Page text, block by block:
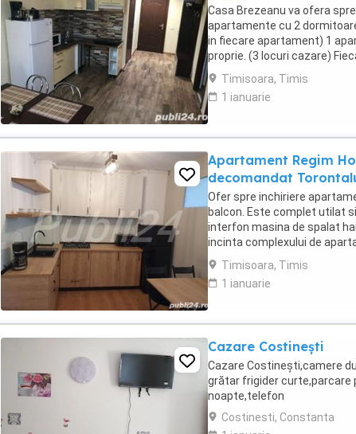
Casa Brezeanu va ofera
apartamente cu 2
in fiecare apartament) 1
proprie. (3 locuri cazare)
complet utilata,baie cu cabina
Timisoara, Timis
1 ianuarie
Apartament Regim
decomandat
Ofer spre inchiriere
balcon. Este complet utilat
interfon masina de spalat
incinta complexului de
joaca pentru copii.
Timisoara, Timis
1 ianuarie
Cazare Costinești
Cazare Costinești,camere
grătar frigider curte,parcare
noapte,telefon
Costinesti, Constanta